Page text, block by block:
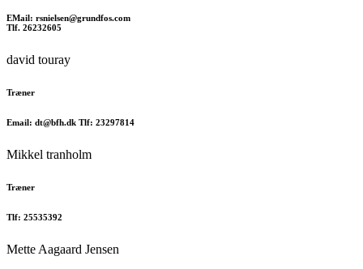
EMail: rsnielsen@grundfos.com
Tlf. 26232605
david touray
Træner
Email: dt@bfh.dk Tlf: 23297814
Mikkel tranholm
Træner
Tlf: 25535392
Mette Aagaard Jensen